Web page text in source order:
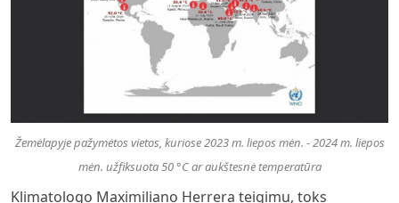
Žemėlapyje pažymėtos vietos, kuriose 2023 m. liepos mėn. - 2024 m. liepos
mėn. užfiksuota 50 °C ar aukštesnė temperatūra
Klimatologo Maximiliano Herrera teigimu, toks